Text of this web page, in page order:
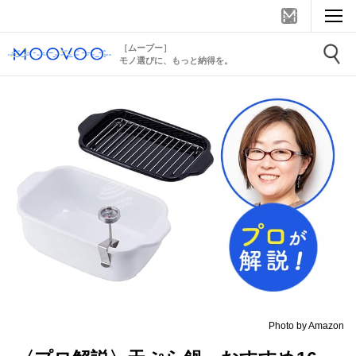
［ムーブー］
モノ選びに、もっと納得を。
Photo by Amazon